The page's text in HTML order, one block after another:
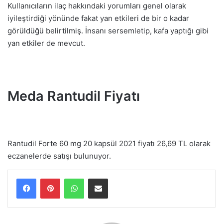
Kullanıcıların ilaç hakkındaki yorumları genel olarak
iyileştirdiği yönünde fakat yan etkileri de bir o kadar
görüldüğü belirtilmiş. İnsanı sersemletip, kafa yaptığı gibi
yan etkiler de mevcut.
Meda Rantudil Fiyatı
Rantudil Forte 60 mg 20 kapsül 2021 fiyatı 26,69 TL olarak
eczanelerde satışı bulunuyor.
WhatsAppE-Posta ile paylaş